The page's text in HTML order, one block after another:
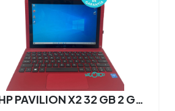
HP HP PAVILION X2 32 GB 2 GB Intel Atom X5 Windows 10 10.1 Tactil